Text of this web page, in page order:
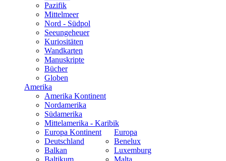
Pazifik
Mittelmeer
Nord - Südpol
Seeungeheuer
Kuriositäten
Wandkarten
Manuskripte
Bücher
Globen
Amerika
Amerika Kontinent
Nordamerika
Südamerika
Mittelamerika - Karibik
Europa
Europa Kontinent
Deutschland
Balkan
Baltikum
Benelux
Luxemburg
Malta